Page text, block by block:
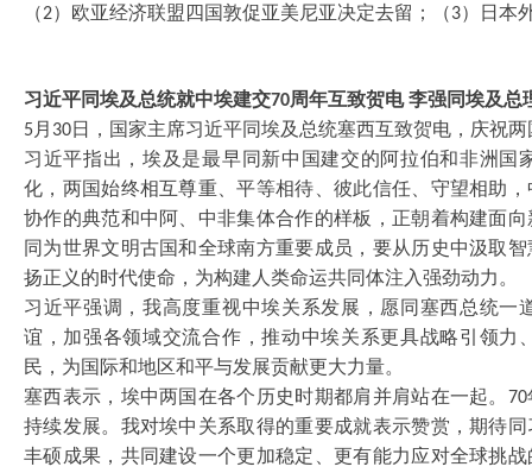
（2）欧亚经济联盟四国敦促亚美尼亚决定去留；（3）日本
习近平同埃及总统就中埃建交70周年互致贺电 李强同埃及总
5月 30日，国家主席习近平同埃及总统塞西互致贺电，庆祝两
习近平指出，埃及是最早同新中国建交的阿拉伯和非洲国
化，两国始终相互尊重、平等相待、彼此信任、守望相助
协作的典范和中阿、中非集体合作的样板，正朝着构建面
同为世界文明古国和全球南方重要成员，要从历史中汲取
扬正义的时代使命，为构建人类命运共同体注入强劲动力。
习近平强调，我高度重视中埃关系发展，愿同塞西总统一
谊，加强各领域交流合作，推动中埃关系更具战略引领力
民，为国际和地区和平与发展贡献更大力量。
塞西表示，埃中两国在各个历史时期都肩并肩站在一起。
70
持续发展。我对埃中关系取得的重要成就表示赞赏，期待
丰硕成果，共同建设一个更加稳定、更有能力应对全球挑